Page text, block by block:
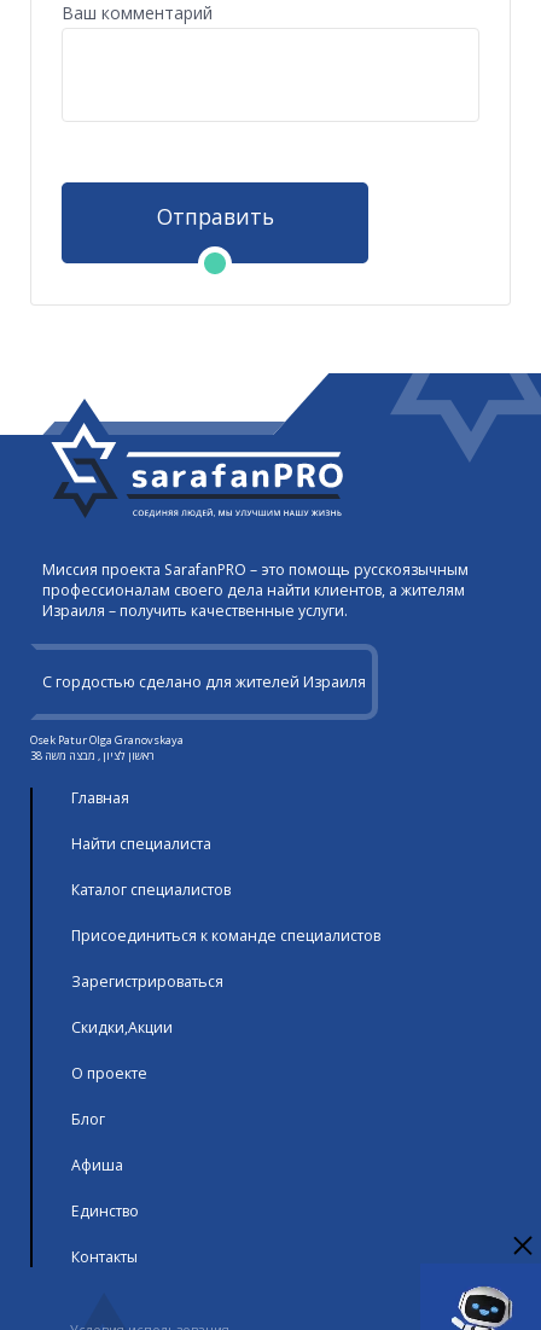
Ваш комментарий
Отправить
Миссия проекта SarafanPRO – это помощь русскоязычным
профессионалам своего дела найти клиентов, а жителям
Израиля – получить качественные услуги.
С гордостью сделано для жителей Израиля
Osek Patur Olga Granovskaya
ראשון לציון , מבצה משה 38
Главная
Найти специалиста
Каталог специалистов
Присоединиться к команде специалистов
Зарегистрироваться
Скидки,Акции
О проекте
Блог
Афиша
Единство
Контакты